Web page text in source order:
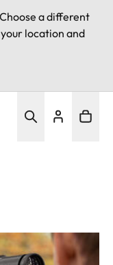
a different
location and